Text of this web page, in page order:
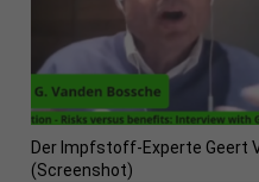
Der Impfstoff-Experte Geert
(Screenshot)